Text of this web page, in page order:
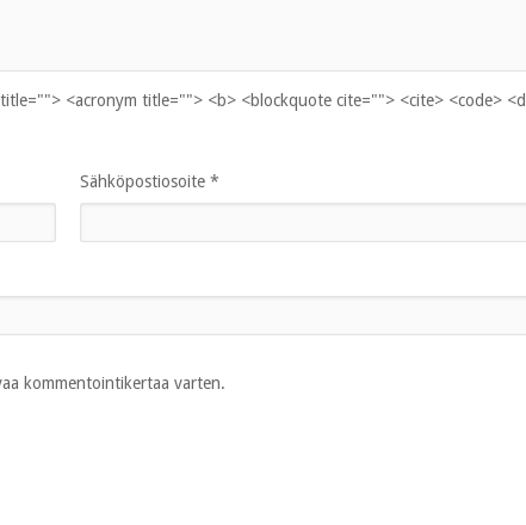
<acronym title=""> <b> <blockquote cite=""> <cite> <code>
Sähköpostiosoite *
kommentointikertaa varten.